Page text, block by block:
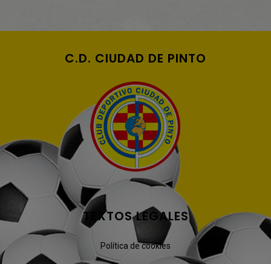
C.D. CIUDAD DE PINTO
TEXTOS LEGALES
Política de cookies